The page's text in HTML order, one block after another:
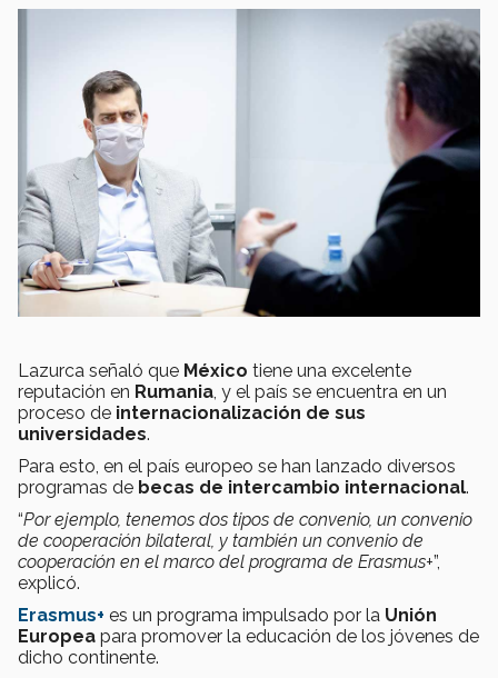
Lazurca señaló que México tiene una excelente
reputación en Rumania, y el país se encuentra en un
proceso de internacionalización de sus
universidades.
Para esto, en el país europeo se han lanzado diversos
programas de becas de intercambio internacional.
“Por ejemplo, tenemos dos tipos de convenio, un convenio
de cooperación bilateral, y también un convenio de
cooperación en el marco del programa de Erasmus+”,
explicó.
Erasmus+ es un programa impulsado por la Unión
Europea para promover la educación de los jóvenes de
dicho continente.